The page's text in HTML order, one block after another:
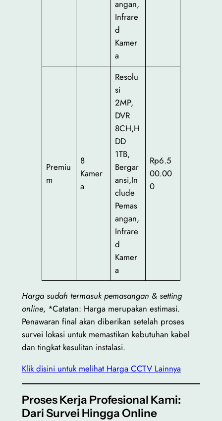
angan,
Infrare
d
Kamer
a
Premiu
m
8
Kamer
a
Resolu
si
2MP,
DVR
8CH,H
DD
1TB,
Bergar
ansi,In
clude
Pemas
angan,
Infrare
d
Kamer
a
Rp6.5
00.00
0
Harga sudah termasuk pemasangan & setting
online, *Catatan: Harga merupakan estimasi.
Penawaran final akan diberikan setelah proses
survei lokasi untuk memastikan kebutuhan kabel
dan tingkat kesulitan instalasi.
Klik disini untuk melihat Harga CCTV Lainnya
Proses Kerja Profesional Kami:
Dari Survei Hingga Online